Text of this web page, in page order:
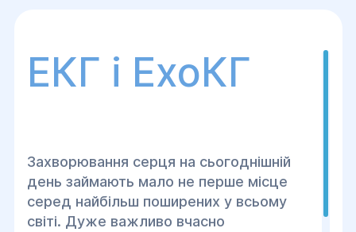
ЕКГ і ЕхоКГ
Захворювання серця на сьогоднішній
день займають мало не перше місце
серед найбільш поширених у всьому
світі. Дуже важливо вчасно